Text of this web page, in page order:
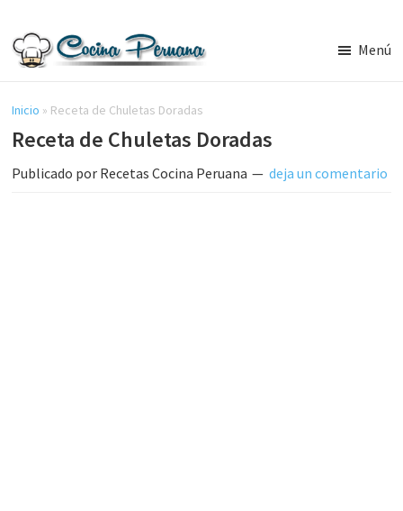
contenido
lateral
principal
Cocina
Peruana,
Recetas
de
Comida
Menú
Inicio » Receta de Chuletas Doradas
Receta de Chuletas Doradas
Publicado por Recetas Cocina Peruana deja un comentario